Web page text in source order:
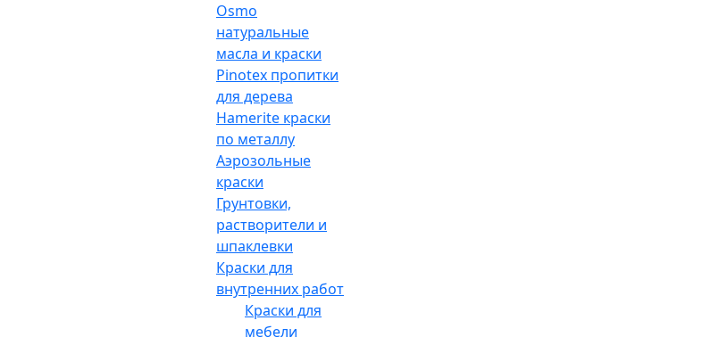
Osmo
натуральные
масла и краски
Pinotex пропитки
для дерева
Hamerite краски
по металлу
Аэрозольные
краски
Грунтовки,
растворители и
шпаклевки
Краски для
внутренних работ
Краски для
мебели